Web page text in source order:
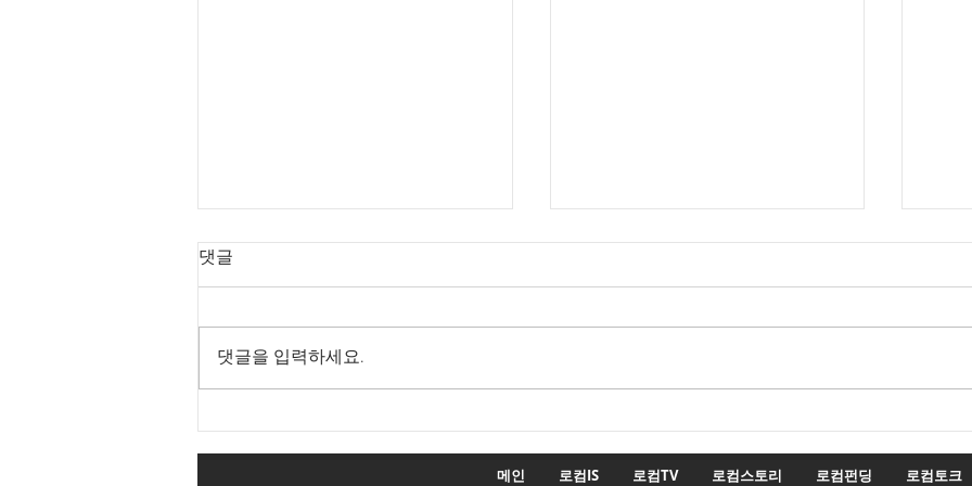
깨진 개헌의 꿈
개헌', 의장 실언 한 방에 완전
침몰!
'제
몰락.
댓글
댓글을 입력하세요.
메인 로컴IS 로컴TV 로컴스토리 로컴펀딩 로컴토크